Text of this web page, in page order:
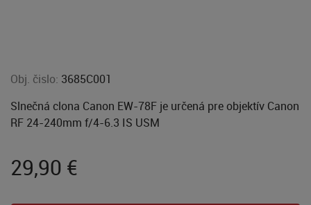
Obj. čislo: 3685C001
Slnečná clona Canon EW-78F je určená pre objektív Canon
RF 24-240mm f/4-6.3 IS USM
29,90 €